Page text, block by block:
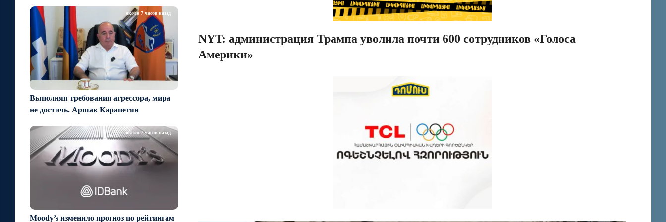
Выполняя требования агрессора, мира
не достичь. Аршак Карапетян
около 7 часов назад
Moody’s изменило прогноз по рейтингам
около 7 часов назад
NYT: администрация Трампа уволила почти 600 сотрудников «Голоса
Америки»